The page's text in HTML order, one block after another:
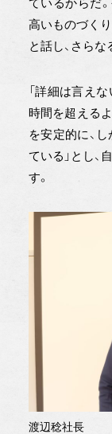
高いものづく
と話し、さら
「詳細は言えな
時間を超える
を安定的に、
ている」とし
す。
渡辺稔社長